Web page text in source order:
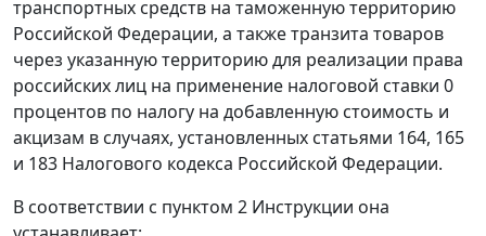
транспортных средств на таможенную территорию
Российской Федерации, а также транзита товаров
через указанную территорию для реализации права
российских лиц на применение налоговой ставки 0
процентов по налогу на добавленную стоимость и
акцизам в случаях, установленных статьями 164, 165
и 183 Налогового кодекса Российской Федерации.
В соответствии с пунктом 2 Инструкции она